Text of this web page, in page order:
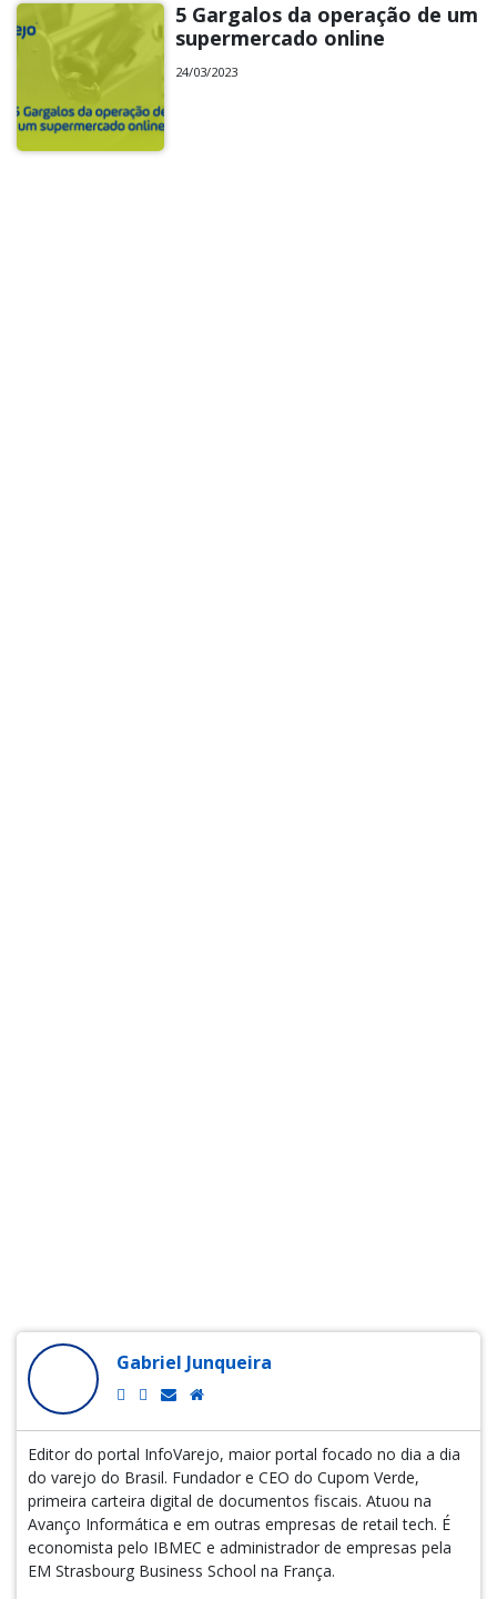
5 Gargalos da operação de um
supermercado online
24/03/2023
Gabriel Junqueira
Editor do portal InfoVarejo, maior portal focado no dia a dia
do varejo do Brasil. Fundador e CEO do Cupom Verde,
primeira carteira digital de documentos fiscais. Atuou na
Avanço Informática e em outras empresas de retail tech. É
economista pelo IBMEC e administrador de empresas pela
EM Strasbourg Business School na França.